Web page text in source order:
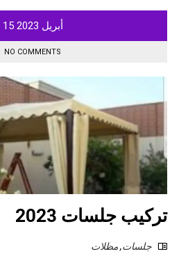
أبريل 15 2023
NO COMMENTS
تركيب جلسات 2023
جلسات,مظلات